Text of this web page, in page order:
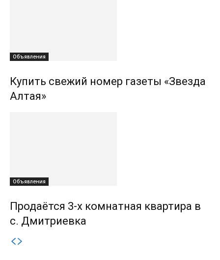
Объявления
Купить свежий номер газеты «Звезда
Алтая»
Объявления
Продаётся 3-х комнатная квартира в
с. Дмитриевка